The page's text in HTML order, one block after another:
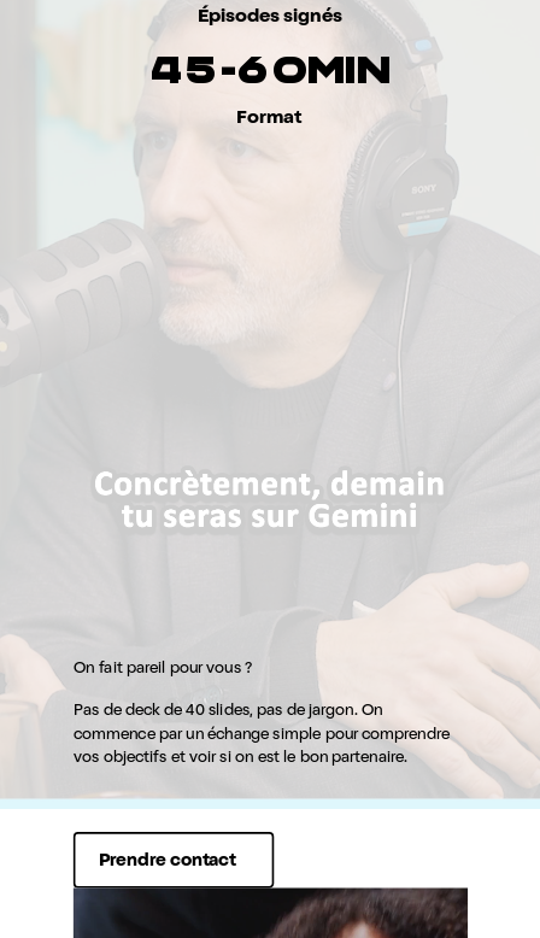
Épisodes signés
45-60min
Format
On fait pareil pour vous ?
Pas de deck de 40 slides, pas de jargon. On
commence par un échange simple pour comprendre
vos objectifs et voir si on est le bon partenaire.
Prendre contact